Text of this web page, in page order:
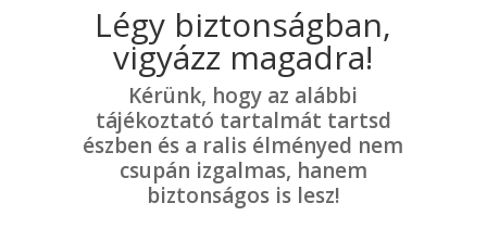
Légy biztonságban,
vigyázz magadra!
Kérünk, hogy az alábbi
tájékoztató tartalmát tartsd
észben és a ralis élményed nem
csupán izgalmas, hanem
biztonságos is lesz!